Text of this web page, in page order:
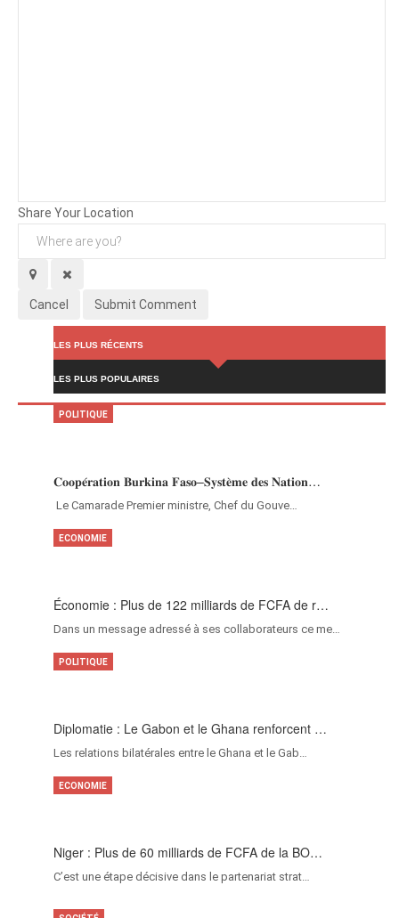
Share Your Location
Cancel Submit Comment
LES PLUS RÉCENTS
LES PLUS POPULAIRES
𝐂𝐨𝐨𝐩𝐞́𝐫𝐚𝐭𝐢𝐨𝐧 𝐁𝐮𝐫𝐤𝐢𝐧𝐚 𝐅𝐚𝐬𝐨–𝐒𝐲𝐬𝐭𝐞̀𝐦𝐞 𝐝𝐞𝐬 𝐍𝐚𝐭𝐢𝐨𝐧…
‎Le Camarade Premier ministre, Chef du Gouve…
POLITIQUE
Économie : Plus de 122 milliards de FCFA de r…
Dans un message adressé à ses collaborateurs ce me…
ECONOMIE
Diplomatie : Le Gabon et le Ghana renforcent …
Les relations bilatérales entre le Ghana et le Gab…
POLITIQUE
Niger : Plus de 60 milliards de FCFA de la BO…
C’est une étape décisive dans le partenariat strat…
ECONOMIE